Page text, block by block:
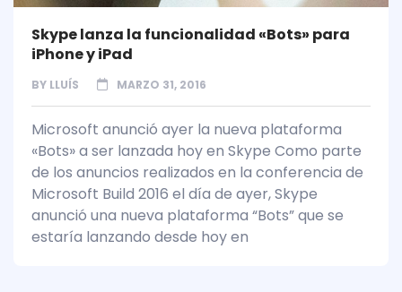
Skype lanza la funcionalidad «Bots» para
iPhone y iPad
BY LLUÍS MARZO 31, 2016
Microsoft anunció ayer la nueva plataforma
«Bots» a ser lanzada hoy en Skype Como parte
de los anuncios realizados en la conferencia de
Microsoft Build 2016 el día de ayer, Skype
anunció una nueva plataforma “Bots” que se
estaría lanzando desde hoy en